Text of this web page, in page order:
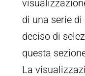
di una serie
deciso di
questa
La